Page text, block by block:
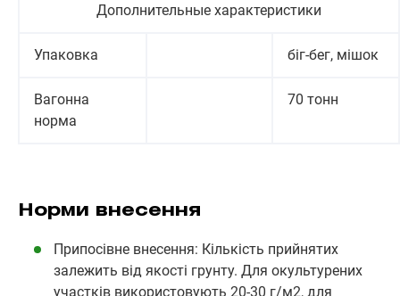
Дополнительные характеристики
Упаковка біг-бег, мішок
Вагонна
норма
70 тонн
Норми внесення
Припосівне внесення: Кількість прийнятих
залежить від якості грунту. Для окультурених
участків використовують 20-30 г/м2, для